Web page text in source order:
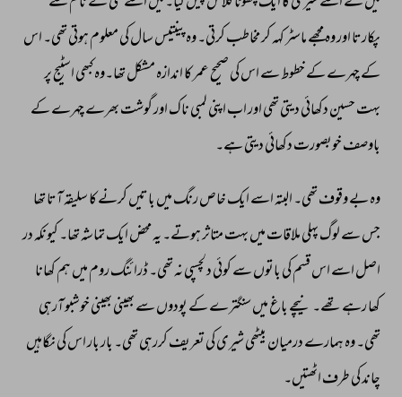
پکارتا اور وہ مجھے ماسٹر کہہ کر مخاطب کرتی۔ وہ پینتیس سال کی معلوم ہوتی تھی۔ اس
کے چہرے کے خطوط سے اس کی صحیح عمر کا اندازہ مشکل تھا۔وہ کبھی اسٹیج پر
بہت حسین دکھائی دیتی تھی اور اب اپنی لمبی ناک اور گوشت بھرے چہرے کے
باوصف خوبصورت دکھائی دیتی ہے۔
وہ بے وقوف تھی۔ البتہ اسے ایک خاص رنگ میں باتیں کرنے کا سلیقہ آتا تھا
جس سے لوگ پہلی ملاقات میں بہت متاثر ہوتے۔ یہ محض ایک تماشہ تھا۔ کیونکہ در
اصل اسے اس قسم کی باتوں سے کوئی دلچسپی نہ تھی۔ ڈرائنگ روم میں ہم کھانا
کھا رہے تھے۔ نیچے باغ میں سنگترے کے پودوں سے بھینی بھینی خوشبو آرہی
تھی۔ وہ ہمارے درمیان بیٹھی شیری کی تعریف کررہی تھی۔ بار بار اس کی نگاہیں
چاند کی طرف اٹھتیں۔